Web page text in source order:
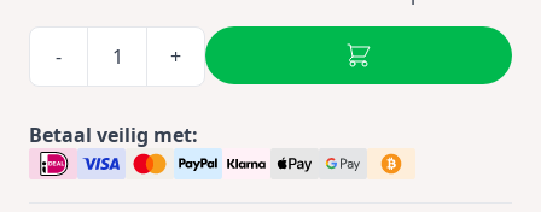
- +
Betaal veilig met: